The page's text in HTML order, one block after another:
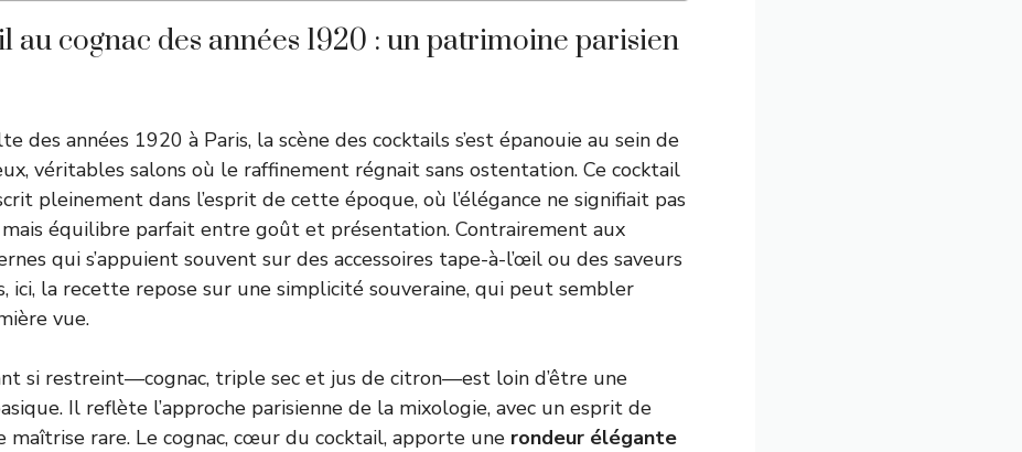
au cognac des années 1920 : un patrimoine parisien
des années 1920 à Paris, la scène des cocktails s’est épanouie au sein de
véritables salons où le raffinement régnait sans ostentation. Ce cocktail
pleinement dans l’esprit de cette époque, où l’élégance ne signifiait pas
mais équilibre parfait entre goût et présentation. Contrairement aux
qui s’appuient souvent sur des accessoires tape-à-l’œil ou des saveurs
ici, la recette repose sur une simplicité souveraine, qui peut sembler
vue.
si restreint—cognac, triple sec et jus de citron—est loin d’être une
Il reflète l’approche parisienne de la mixologie, avec un esprit de
maîtrise rare. Le cognac, cœur du cocktail, apporte une rondeur élégante